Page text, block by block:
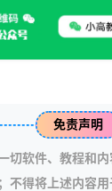
免责声明
切软件、教程和
不得将上述内容